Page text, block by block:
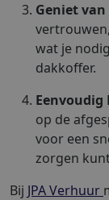
Geniet
wat je
dakkoffer.
Eenvoudig
op de
voor een
zorgen
Bij JPA Verhuur